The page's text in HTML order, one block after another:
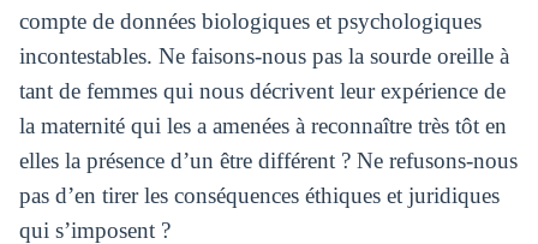
compte de données biologiques et psychologiques
incontestables. Ne faisons-nous pas la sourde oreille à
tant de femmes qui nous décrivent leur expérience de
la maternité qui les a amenées à reconnaître très tôt en
elles la présence d’un être différent ? Ne refusons-nous
pas d’en tirer les conséquences éthiques et juridiques
qui s’imposent ?